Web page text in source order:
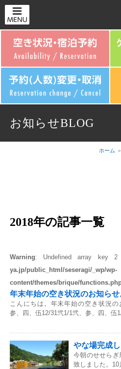
お知らせBLOG
ホーム
2018年の記事一覧
Warning: Undefined array key
ya.jp/public_html/seseragi/_wp/wp-
content/themes/brique/
年末年始の空き状況のお知らせ
こんにちは。年末年始の空き状況の
参、四、伍12/31弐1/1弐、参、四、伍
やな場完成し
今朝のせせらぎ
致しました。